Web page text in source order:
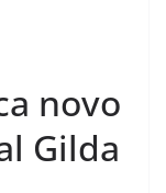
novo
Gilda